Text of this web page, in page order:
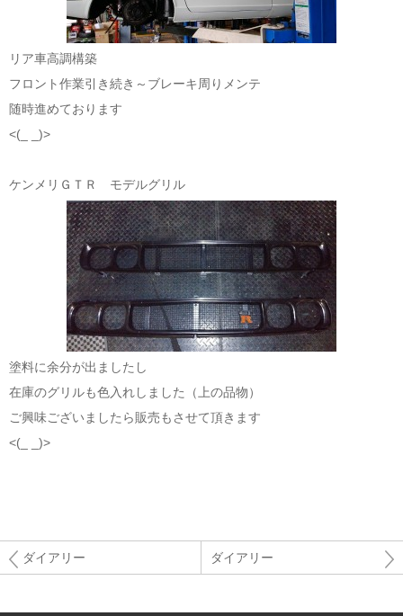
リア車高調構築
フロント作業引き続き～ブレーキ周りメンテ
随時進めております
<(_ _)>
ケンメリＧＴＲ モデルグリル
塗料に余分が出ましたし
在庫のグリルも色入れしました（上の品物）
ご興味ございましたら販売もさせて頂きます
<(_ _)>
ダイアリー ダイアリー